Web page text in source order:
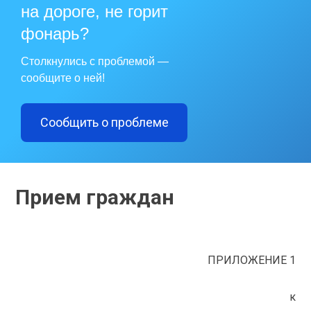
на дороге, не горит
фонарь?
Столкнулись с проблемой —
сообщите о ней!
Сообщить о проблеме
Прием граждан
ПРИЛОЖЕНИЕ 1
к